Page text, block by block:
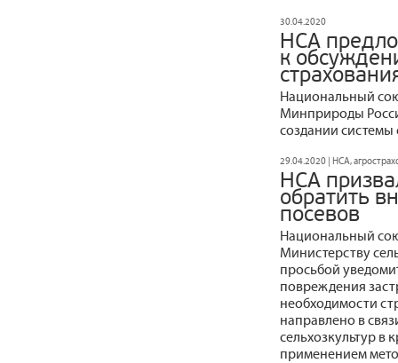
30.04.2020
НСА
к
Национальный
Минприроды
создании системы
29.04.2020 | НСА,
НСА
обратить
посевов
Национальный
Министерству
просьбой
повреждения
необходимости
направлено в
сельхозкультур в
применением